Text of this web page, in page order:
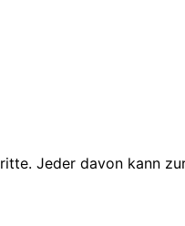
Jeder davon kann